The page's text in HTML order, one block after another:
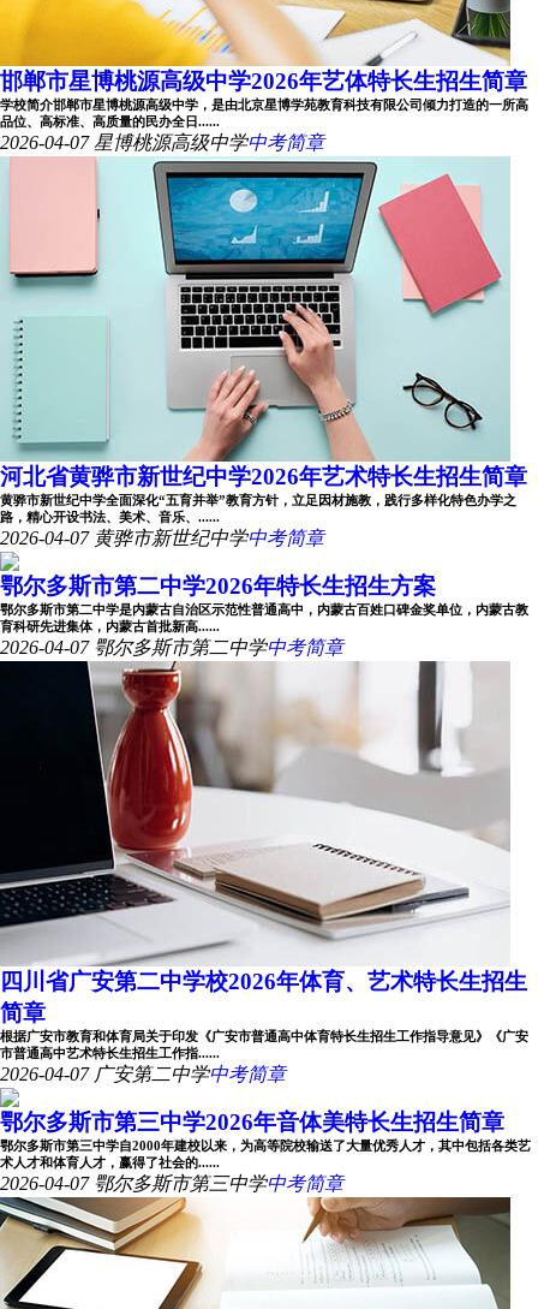
邯郸市星博桃源高级中学2026年艺体特长生招生简章
学校简介邯郸市星博桃源高级中学，是由北京星博学苑教育科技有限公司倾力打造的一所高
品位、高标准、高质量的民办全日......
2026-04-07 星博桃源高级中学中考简章
河北省黄骅市新世纪中学2026年艺术特长生招生简章
黄骅市新世纪中学全面深化“五育并举”教育方针，立足因材施教，践行多样化特色办学之
路，精心开设书法、美术、音乐、......
2026-04-07 黄骅市新世纪中学中考简章
鄂尔多斯市第二中学2026年特长生招生方案
鄂尔多斯市第二中学是内蒙古自治区示范性普通高中，内蒙古百姓口碑金奖单位，内蒙古教
育科研先进集体，内蒙古首批新高......
2026-04-07 鄂尔多斯市第二中学中考简章
四川省广安第二中学校2026年体育、艺术特长生招生
简章
根据广安市教育和体育局关于印发《广安市普通高中体育特长生招生工作指导意见》《广安
市普通高中艺术特长生招生工作指......
2026-04-07 广安第二中学中考简章
鄂尔多斯市第三中学2026年音体美特长生招生简章
鄂尔多斯市第三中学自2000年建校以来，为高等院校输送了大量优秀人才，其中包括各类艺
术人才和体育人才，赢得了社会的......
2026-04-07 鄂尔多斯市第三中学中考简章